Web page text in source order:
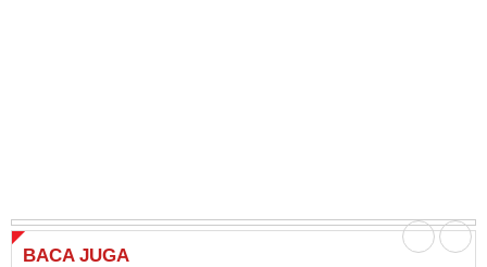
BACA JUGA